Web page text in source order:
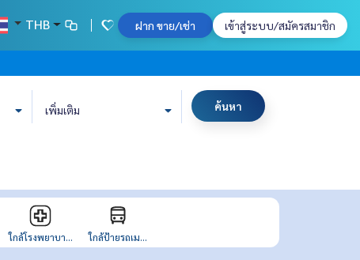
THB ฝาก ขาย/เช่า เข้าสู่ระบบ/สมัครสมาชิก
เพิ่มเติม ค้นหา
ใกล้โรงพยาบา... ใกล้ป้ายรถเม...